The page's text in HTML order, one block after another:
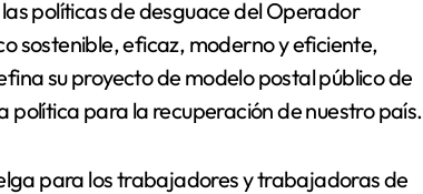
políticas de desguace del Operador
sostenible, eficaz, moderno y eficiente,
su proyecto de modelo postal público de
para la recuperación de nuestro país.
para los trabajadores y trabajadoras de